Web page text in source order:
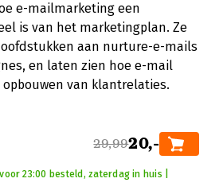
e-mailmarketing een
is van het marketingplan. Ze
aan nurture-e-mails
en laten zien hoe e-mail
van klantrelaties.
29,9920,-
23:00 besteld, zaterdag in huis |